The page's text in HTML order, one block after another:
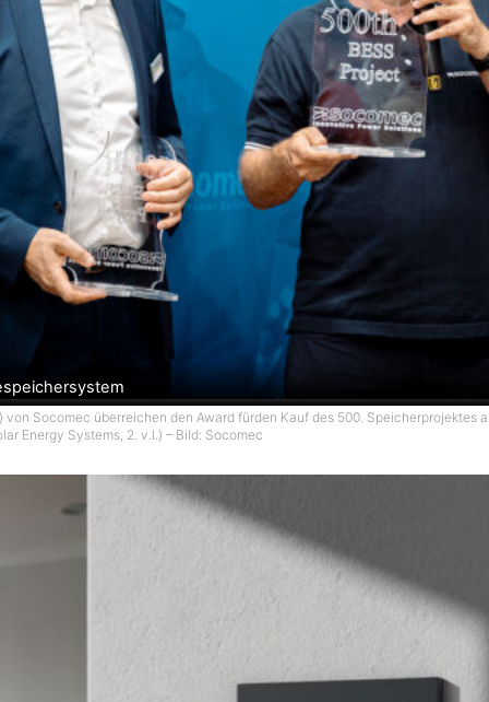
von Socomec überreichen den Award fürden Kauf des 500. Speicherprojektes
Energy Systems, 2. v.l.) – Bild: Socomec